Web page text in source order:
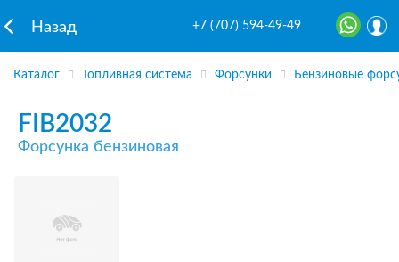
Назад +7 (707) 594-49-49
Каталог Топливная система Форсунки Бензиновые
FIB2032
Форсунка бензиновая